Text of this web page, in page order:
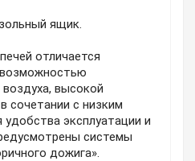
ящик.
отличается
высокой
сочетании с низким
эксплуатации и
системы
дожига».